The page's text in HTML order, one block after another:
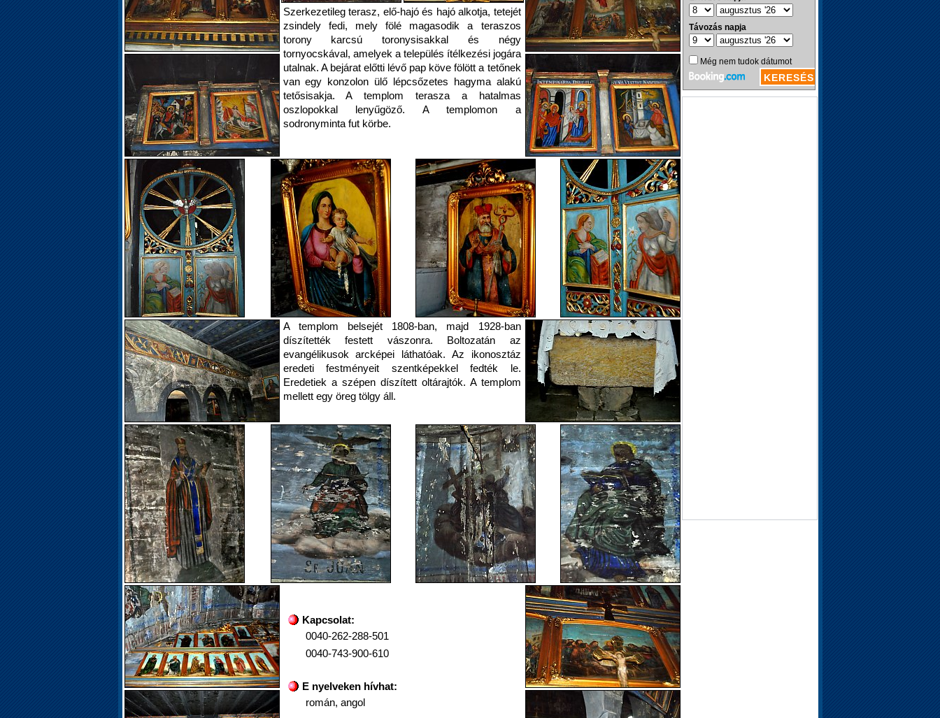
Szerkezetileg terasz, elő-hajó és hajó alkotja, tetejét
zsindely fedi, mely fölé magasodik a teraszos
torony karcsú toronysisakkal és négy
tornyocskával, amelyek a település ítélkezési jogára
utalnak. A bejárat előtti lévő pap köve fölött a tetőnek
van egy konzolon ülő lépcsőzetes hagyma alakú
tetősisakja. A templom terasza a hatalmas
oszlopokkal lenyűgöző. A templomon a
sodronyminta fut körbe.
A templom belsejét 1808-ban, majd 1928-ban
díszítették festett vászonra. Boltozatán az
evangélikusok arcképei láthatóak. Az ikonosztáz
eredeti festményeit szentképekkel fedték le.
Eredetiek a szépen díszített oltárajtók. A templom
mellett egy öreg tölgy áll.
Kapcsolat:
0040-262-288-501
0040-743-900-610
E nyelveken hívhat:
román, angol